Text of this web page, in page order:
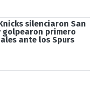
silenciaron San
golpearon primero
ante los Spurs